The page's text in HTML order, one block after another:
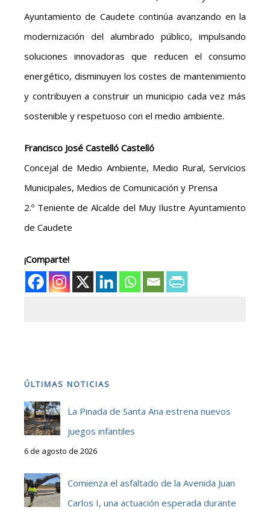
Ayuntamiento de Caudete continúa avanzando en la
modernización del alumbrado público, impulsando
soluciones innovadoras que reducen el consumo
energético, disminuyen los costes de mantenimiento
y contribuyen a construir un municipio cada vez más
sostenible y respetuoso con el medio ambiente.
Francisco José Castelló Castelló
Concejal de Medio Ambiente, Medio Rural, Servicios
Municipales, Medios de Comunicación y Prensa
2.º Teniente de Alcalde del Muy Ilustre Ayuntamiento
de Caudete
¡Comparte!
ÚLTIMAS NOTICIAS
La Pinada de Santa Ana estrena nuevos
juegos infantiles
6 de agosto de 2026
Comienza el asfaltado de la Avenida Juan
Carlos I, una actuación esperada durante